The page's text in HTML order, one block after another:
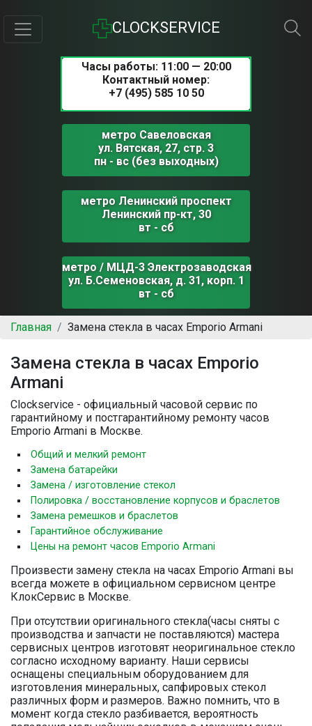
CLOCKSERVICE
Часы работы: 11:00 — 20:00
Контактный номер:
+7 (495) 585 10 50
метро Савеловская
ул. Вятская, 27, стр. 3
пн - вс (без выходных)
метро Ленинский проспект
Ленинский пр-кт, 30
вт - сб
метро / МЦД-3 Электрозаводская
ул. Б.Семеновская, д. 31, корп. 1
вт - сб
Главная Замена стекла в часах Emporio Armani
Замена стекла в часах Emporio
Armani
Clockservice - официальный часовой сервис по
гарантийному и постгарантийному ремонту часов
Emporio Armani в Москве.
Общий и мелкий ремонт
Замена батарейки
Замена / изготовление стекол
Полировка / восстановление корпусов и браслетов
Замена ремешков и браслетов
Гарантийное обслуживание
Цены на ремонт часов Emporio Armani
Произвести замену стекла на часах Emporio Armani вы
всегда можете в официальном сервисном центре
КлокСервис в Москве.
При отсутствии оригинального стекла(часы сняты с
производства и запчасти не поставляются) мастера
сервисных центров изготовят неоригинальное стекло
согласно исходному варианту. Наши сервисы
оснащены специальным оборудованием для
изготовления минеральных, сапфировых стекол
различных форм и размеров. Важно помнить, что в
момент когда стекло разбивается, вероятность